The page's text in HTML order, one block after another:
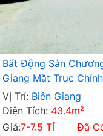
Bất Động Sản
Giang Mặt Trục
Lĩnh Đang Mở Rộng
Vị Trí: Biên Giang
Diện Tích: 43.4m²
Giá:7-7.5 Tỉ Đã